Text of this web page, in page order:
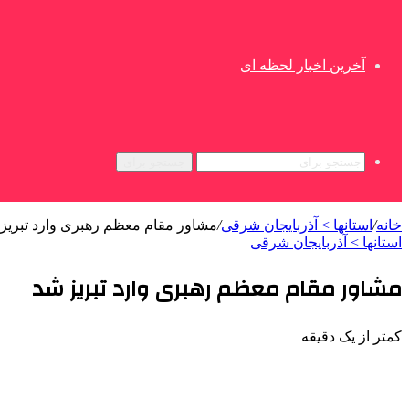
آخرین اخبار لحظه ای
خانه/ استانها > آذربایجان شرقی/مشاور مقام معظم رهبری وارد
استانها > آذربایجان شرقی
مشاور مقام معظم رهبری وارد تبریز شد
کمتر از یک دقیقه